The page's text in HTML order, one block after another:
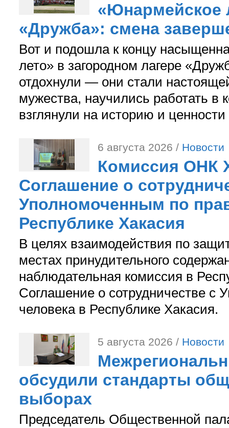
«Юнармейское
«Дружба»: смена
Вот и подошла к концу
лето» в загородном лагере
отдохнули — они стали
мужества, научились работать в
взглянули на историю и
6 августа 2026 / Новости
Комиссия ОНК
Соглашение о
Уполномоченным по
Республике Хакасия
В целях взаимодействия по
местах принудительного
наблюдательная комиссия в
Соглашение о сотрудничестве с
человека в Республике Хакасия.
5 августа 2026 / Новости
обсудили стандарты
выборах
Председатель Общественной